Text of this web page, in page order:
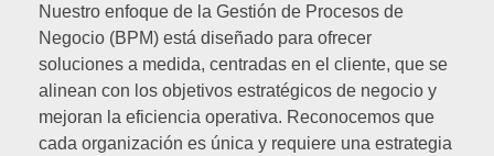
Nuestro enfoque de la Gestión de Procesos de
Negocio (BPM) está diseñado para ofrecer
soluciones a medida, centradas en el cliente, que se
alinean con los objetivos estratégicos de negocio y
mejoran la eficiencia operativa. Reconocemos que
cada organización es única y requiere una estrategia